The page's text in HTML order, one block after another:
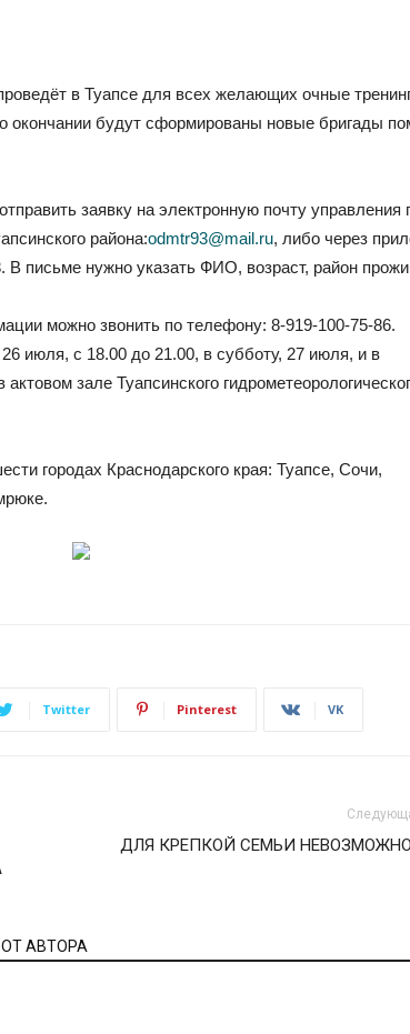
в Туапсе для всех желающих очные
будут сформированы новые бригады
заявку на электронную почту управления
района:odmtr93@mail.ru, либо через
письме нужно указать ФИО, возраст, район
можно звонить по телефону: 8-919-100-75-86.
июля, с 18.00 до 21.00, в субботу, 27 июля, и в
зале Туапсинского
городах Краснодарского края: Туапсе, Сочи,
Twitter Pinterest VK
ДЛЯ КРЕПКОЙ СЕМЬИ
АВТОРА